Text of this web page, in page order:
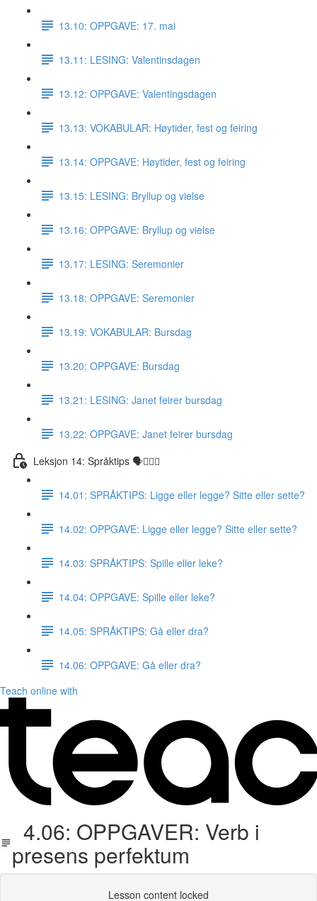
13.10: OPPGAVE: 17. mai
13.11: LESING: Valentinsdagen
13.12: OPPGAVE: Valentingsdagen
13.13: VOKABULAR: Høytider, fest og feiring
13.14: OPPGAVE: Høytider, fest og feiring
13.15: LESING: Bryllup og vielse
13.16: OPPGAVE: Bryllup og vielse
13.17: LESING: Seremonier
13.18: OPPGAVE: Seremonier
13.19: VOKABULAR: Bursdag
13.20: OPPGAVE: Bursdag
13.21: LESING: Janet feirer bursdag
13.22: OPPGAVE: Janet feirer bursdag
Leksjon 14: Språktips 🗣☝🏼✅
14.01: SPRÅKTIPS: Ligge eller legge? Sitte eller sette?
14.02: OPPGAVE: Ligge eller legge? Sitte eller sette?
14.03: SPRÅKTIPS: Spille eller leke?
14.04: OPPGAVE: Spille eller leke?
14.05: SPRÅKTIPS: Gå eller dra?
14.06: OPPGAVE: Gå eller dra?
Teach online with
4.06: OPPGAVER: Verb i
presens perfektum
Lesson content locked